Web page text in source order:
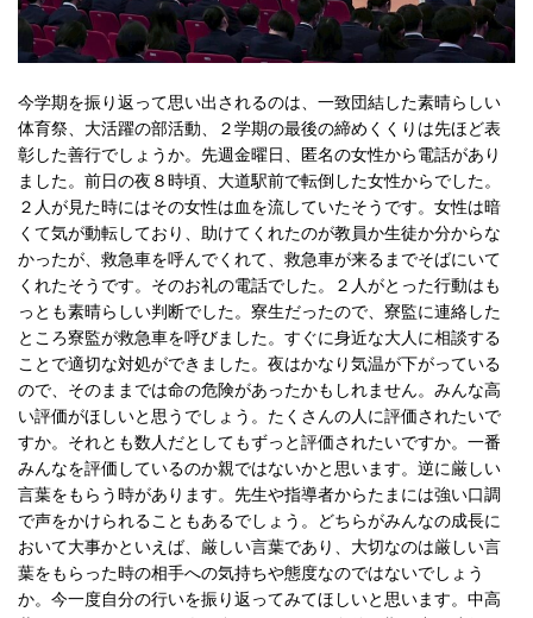
今学期を振り返って思い出されるのは、一致団結した素晴らしい
体育祭、大活躍の部活動、２学期の最後の締めくくりは先ほど表
彰した善行でしょうか。先週金曜日、匿名の女性から電話があり
ました。前日の夜８時頃、大道駅前で転倒した女性からでした。
２人が見た時にはその女性は血を流していたそうです。女性は暗
くて気が動転しており、助けてくれたのが教員か生徒か分からな
かったが、救急車を呼んでくれて、救急車が来るまでそばにいて
くれたそうです。そのお礼の電話でした。２人がとった行動はも
っとも素晴らしい判断でした。寮生だったので、寮監に連絡した
ところ寮監が救急車を呼びました。すぐに身近な大人に相談する
ことで適切な対処ができました。夜はかなり気温が下がっている
ので、そのままでは命の危険があったかもしれません。みんな高
い評価がほしいと思うでしょう。たくさんの人に評価されたいで
すか。それとも数人だとしてもずっと評価されたいですか。一番
みんなを評価しているのか親ではないかと思います。逆に厳しい
言葉をもらう時があります。先生や指導者からたまには強い口調
で声をかけられることもあるでしょう。どちらがみんなの成長に
おいて大事かといえば、厳しい言葉であり、大切なのは厳しい言
葉をもらった時の相手への気持ちや態度なのではないでしょう
か。今一度自分の行いを振り返ってみてほしいと思います。中高